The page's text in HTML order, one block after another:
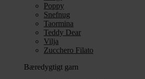
Poppy
Snefnug
Taormina
Teddy Dear
Vilja
Zucchero Filato
Bæredygtigt garn